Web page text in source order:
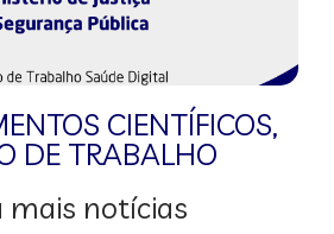
CIENTÍFICOS,
DE TRABALHO
mais notícias